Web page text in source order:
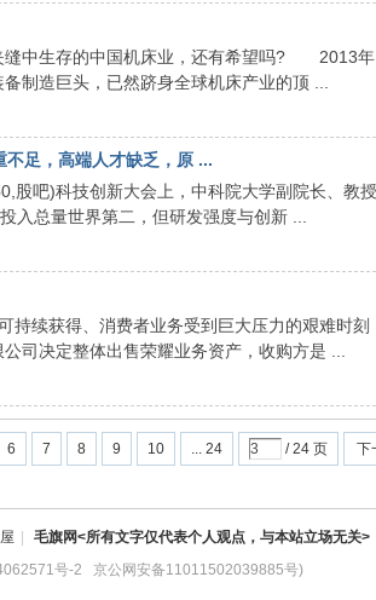
生存的中国机床业，还有希望吗? 2013年
制造巨头，已然跻身全球机床产业的顶 ...
足，高端人才缺乏，原 ...
股吧)科技创新大会上，中科院大学副院长、教
入总量世界第二，但研发强度与创新 ...
持续获得、消费者业务受到巨大压力的艰难时刻
司决定整体出售荣耀业务资产，收购方是 ...
6 7 8 9 10 ... 24 / 24 页 下
毛旗网<所有文字仅代表个人观点，与本站立场无关>
号-2 京公网安备11011502039885号)